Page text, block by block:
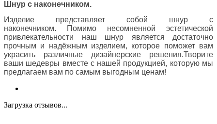
Шнур с наконечником.
Изделие представляет собой шнур с
наконечником.
Помимо несомненной эстетической
привлекательности наш шнур является достаточно
прочным и надёжным изделием, которое поможет вам
украсить различные дизайнерские решения.Творите
ваши шедевры вместе с нашей продукцией, которую мы
предлагаем вам по самым выгодным ценам!
Загрузка отзывов...